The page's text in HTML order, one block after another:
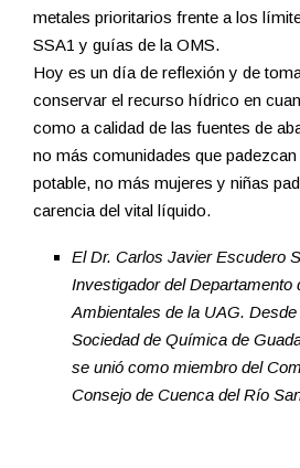
metales prioritarios frente a los
SSA1 y guías de la OMS.
Hoy es un día de reflexión y de
conservar el recurso hídrico en
como a calidad de las fuentes de
no más comunidades que
potable, no más mujeres y niñas
carencia del vital líquido.
El Dr. Carlos Javier Escudero
Investigador del Departamento
Ambientales de la UAG.
Sociedad de Química de
se unió como miembro del
Consejo de Cuenca del Río